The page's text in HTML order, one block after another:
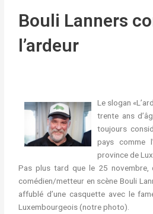
Bouli Lanners
l’ardeur
Le slogan
trente ans
toujours
pays comme
province de
Pas plus tard que le 25 novembre,
comédien/metteur en scène Bouli
affublé d’une casquette avec le
Luxembourgeois (notre photo).